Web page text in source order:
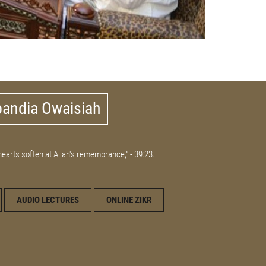
Owaisiah
soften at Allah's remembrance," - 39:23.
AUDIO LECTURES ONLINE ZIKR